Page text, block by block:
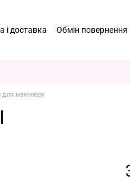
і доставка Обмін повернення
для манікюру